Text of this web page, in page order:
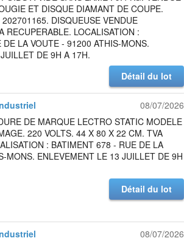
ET DISQUE DIAMANT DE COUPE.
DISQUEUSE VENDUE
RECUPERABLE. LOCALISATION :
LA VOUTE - 91200 ATHIS-MONS.
DE 9H A 17H.
Détail du lot
08/07/2026
DE MARQUE LECTRO STATIC MODELE
220 VOLTS. 44 X 80 X 22 CM. TVA
: BATIMENT 678 - RUE DE LA
MONS. ENLEVEMENT LE 13 JUILLET DE 9H
Détail du lot
08/07/2026